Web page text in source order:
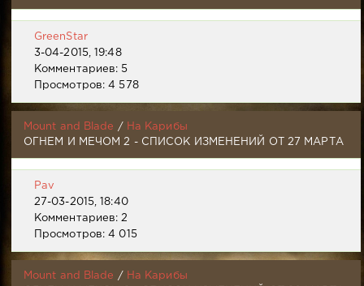
GreenStar
3-04-2015, 19:48
Комментариев: 5
Просмотров: 4 578
Mount and Blade /
На Карибы
ОГНЕМ И МЕЧОМ 2 - СПИСОК ИЗМЕНЕНИЙ ОТ 27 МАРТА
Pav
27-03-2015, 18:40
Комментариев: 2
Просмотров: 4 015
Mount and Blade /
На Карибы